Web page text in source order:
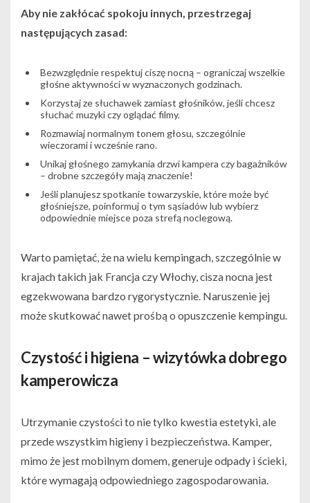
Aby nie zakłócać spokoju innych, przestrzegaj
następujących zasad:
Bezwzględnie respektuj ciszę nocną – ograniczaj wszelkie
głośne aktywności w wyznaczonych godzinach.
Korzystaj ze słuchawek zamiast głośników, jeśli chcesz
słuchać muzyki czy oglądać filmy.
Rozmawiaj normalnym tonem głosu, szczególnie
wieczorami i wcześnie rano.
Unikaj głośnego zamykania drzwi kampera czy bagażników
– drobne szczegóły mają znaczenie!
Jeśli planujesz spotkanie towarzyskie, które może być
głośniejsze, poinformuj o tym sąsiadów lub wybierz
odpowiednie miejsce poza strefą noclegową.
Warto pamiętać, że na wielu kempingach, szczególnie w
krajach takich jak Francja czy Włochy, cisza nocna jest
egzekwowana bardzo rygorystycznie. Naruszenie jej
może skutkować nawet prośbą o opuszczenie kempingu.
Czystość i higiena – wizytówka dobrego
kamperowicza
Utrzymanie czystości to nie tylko kwestia estetyki, ale
przede wszystkim higieny i bezpieczeństwa. Kamper,
mimo że jest mobilnym domem, generuje odpady i ścieki,
które wymagają odpowiedniego zagospodarowania.